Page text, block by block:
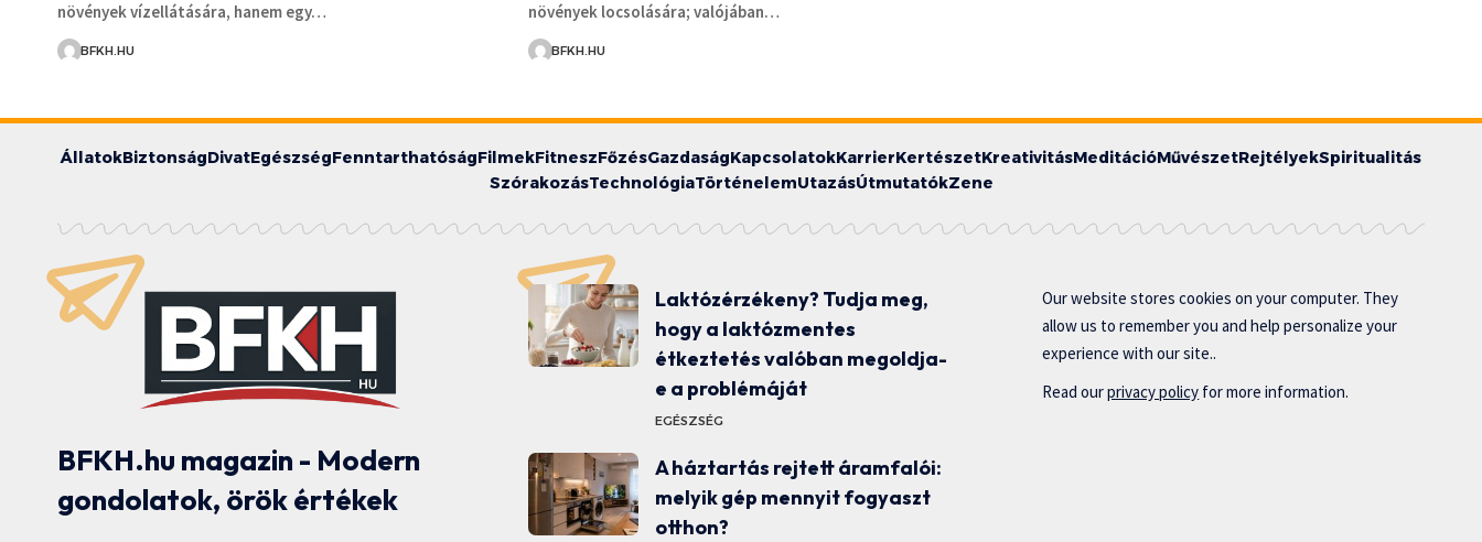
növények vízellátására, hanem egy…
BFKH.HU
növények locsolására; valójában…
BFKH.HU
ÁllatokBiztonságDivatEgészségFenntarthatóságFilmekFitneszFőzésGazdaságKapcsolatokKarrierKertészetKreativitásMeditációMűvészetRejtélyekSpiritualitás
SzórakozásTechnológiaTörténelemUtazásÚtmutatókZene
BFKH.hu magazin - Modern
gondolatok, örök értékek
Laktózérzékeny? Tudja meg,
hogy a laktózmentes
étkeztetés valóban megoldja-
e a problémáját
EGÉSZSÉG
A háztartás rejtett áramfalói:
melyik gép mennyit fogyaszt
otthon?
Our website stores cookies on your computer. They
allow us to remember you and help personalize your
experience with our site..
Read ourprivacy policy for more information.